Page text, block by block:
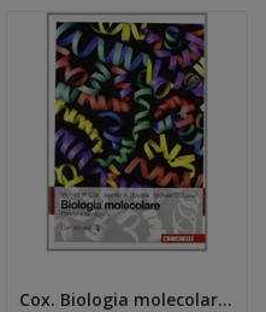
Cox. Biologia molecolare. Principi e tecniche